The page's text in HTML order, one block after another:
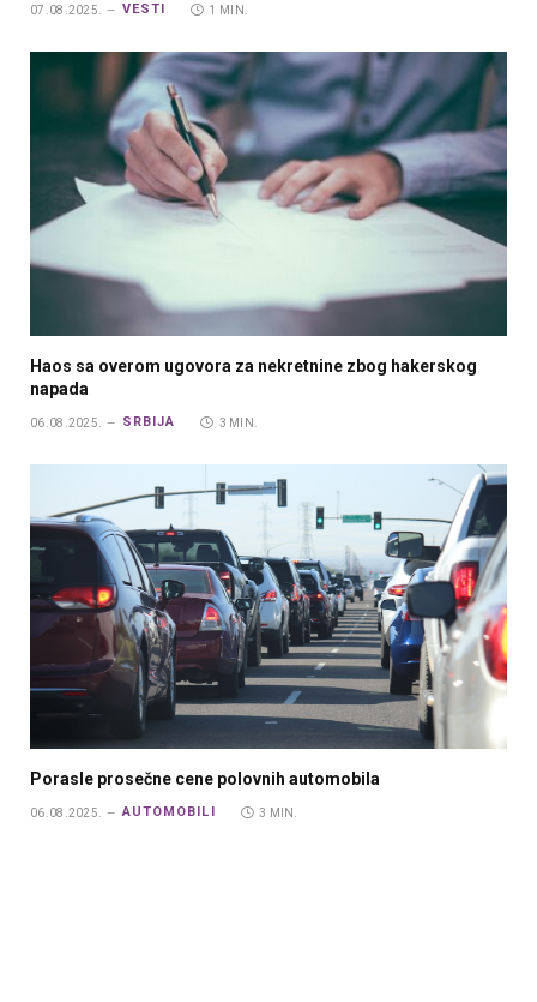
07.08.2025. VESTI 1 MIN.
Haos sa overom ugovora za nekretnine zbog hakerskog
napada
06.08.2025. SRBIJA 3 MIN.
Porasle prosečne cene polovnih automobila
06.08.2025. AUTOMOBILI 3 MIN.